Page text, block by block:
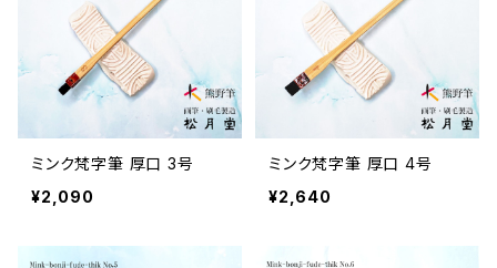
ミンク梵字筆 厚口 3号
¥2,090
ミンク梵字筆 厚口 4号
¥2,640